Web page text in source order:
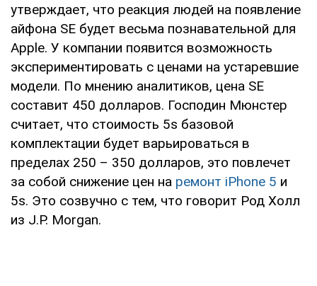
утверждает, что реакция людей на появление
айфона SE будет весьма познавательной для
Apple. У компании появится возможность
экспериментировать с ценами на устаревшие
модели. По мнению аналитиков, цена SE
составит 450 долларов. Господин Мюнстер
считает, что стоимость 5s базовой
комплектации будет варьироваться в
пределах 250 – 350 долларов, это повлечет
за собой снижение цен на ремонт iPhone 5 и
5s. Это созвучно с тем, что говорит Род Холл
из J.P. Morgan.